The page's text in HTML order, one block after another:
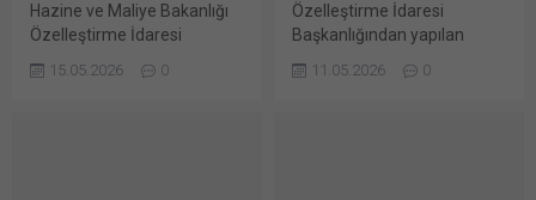
kadar, Aydın’daki taşınmaz...
Hazine ve Maliye Bakanlığı
Özelleştirme İdaresi
Başkanlığı (ÖİB), 4 ildeki 6
taşınmazı satış yöntemiyle
15.05.2026 0
Özelleştirme İdaresi
Başkanlığından yapılan
duyuruya göre, Elektrik
Üretim A.Ş.ye ait Kars ilinde
11.05.2026 0